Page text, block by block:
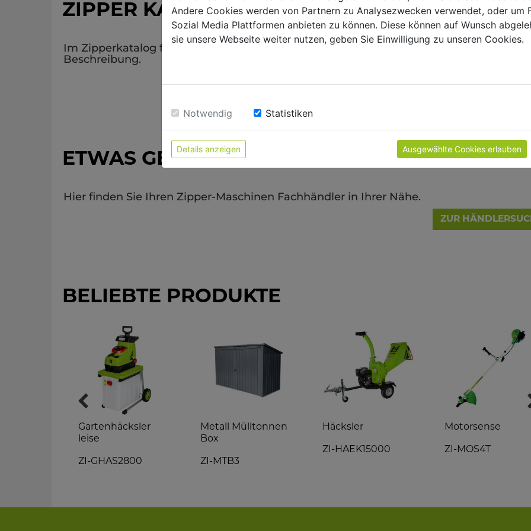
ZIPPER KATALOGE
Im Zipperkatalog finden Sie unsere gesamte Produktpalette mit detaillierter
Beschreibung.
ETWAS GEFUNDEN?
Hier finden Sie Ihren Zipper-Maschinen Fachhändler in Ihrer Nähe.
ZUR
BELIEBTE PRODUKTE
Gartenhäcksler
leise
ZI-GHAS2800
Metall Mülltonnen
Box
ZI-MTB3
Häcksler
ZI-HAEK15000
Motorsense
ZI-MOS4T
Andere Cookies werden von Partnern zu Analysezwecken verwendet, oder um
Sozial Media Plattformen anbieten zu können. Diese können auf Wunsch
sie unsere Webseite weiter nutzen, geben Sie Einwilligung zu unseren Cookies.
Notwendig Statistiken
Details anzeigen Ausgewählte Cookies erlauben